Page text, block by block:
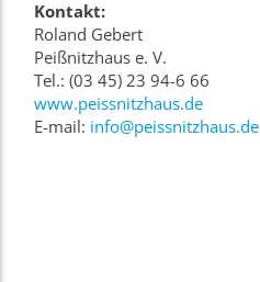
Kontakt:
Roland Gebert
Peißnitzhaus e. V.
Tel.: (03 45) 23 94-6 66
www.peissnitzhaus.de
E-mail: info@peissnitzhaus.de